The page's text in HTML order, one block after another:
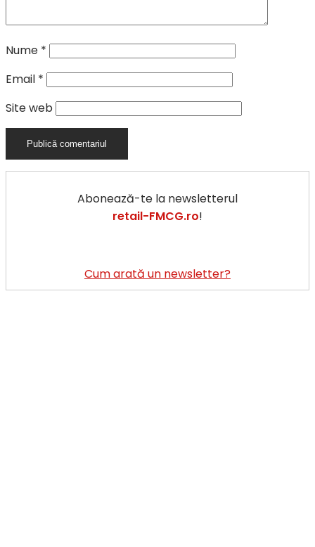
Nume *
Email *
Site web
Abonează-te la newsletterul
retail-FMCG.ro!
Cum arată un newsletter?